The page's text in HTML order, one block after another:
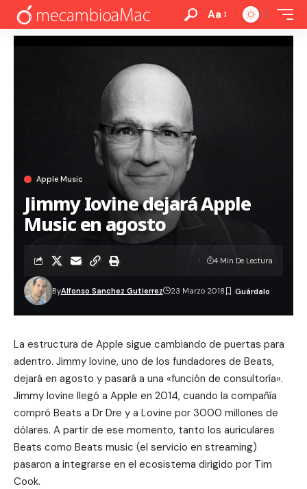
Aa
Apple Music
Jimmy Iovine dejará Apple
Music en agosto
ByAlfonso Sanchez Gutierrez 23 Marzo 2018
4 Min De Lectura
La estructura de Apple sigue cambiando de puertas para
adentro. Jimmy Iovine, uno de los fundadores de Beats,
dejará en agosto y pasará a una «función de consultoría».
Jimmy Iovine llegó a Apple en 2014, cuando la compañía
compró Beats a Dr Dre y a Lovine por 3000 millones de
dólares. A partir de ese momento, tanto los auriculares
Beats como Beats music (el servicio en streaming)
pasaron a integrarse en el ecosistema dirigido por Tim
Cook.